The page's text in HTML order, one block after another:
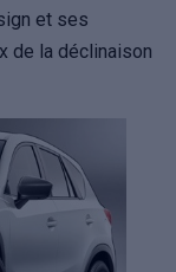
et ses
de la déclinaison